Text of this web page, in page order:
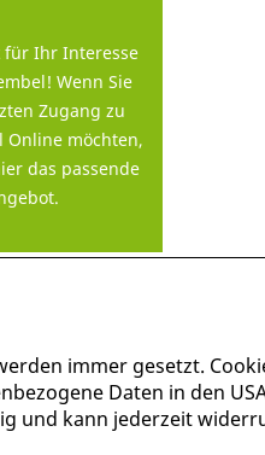
für Ihr Interesse
Wenn Sie
Zugang zu
Online möchten,
das passende
immer gesetzt.
Daten in den
und kann jederzeit